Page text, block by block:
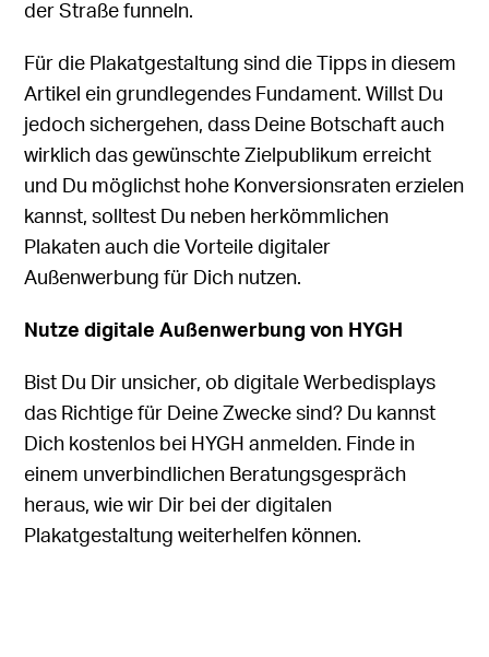
der Straße funneln.
Für die Plakatgestaltung sind die Tipps in diesem
Artikel ein grundlegendes Fundament. Willst Du
jedoch sichergehen, dass Deine Botschaft auch
wirklich das gewünschte Zielpublikum erreicht
und Du möglichst hohe Konversionsraten erzielen
kannst, solltest Du neben herkömmlichen
Plakaten auch die Vorteile digitaler
Außenwerbung für Dich nutzen.
Nutze digitale Außenwerbung von HYGH
Bist Du Dir unsicher, ob digitale Werbedisplays
das Richtige für Deine Zwecke sind? Du kannst
Dich kostenlos bei HYGH anmelden. Finde in
einem unverbindlichen Beratungsgespräch
heraus, wie wir Dir bei der digitalen
Plakatgestaltung weiterhelfen können.